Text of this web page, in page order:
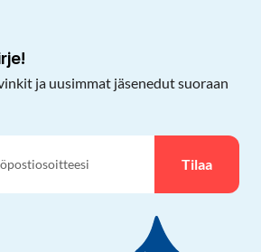
ja uusimmat jäsenedut suoraan
Tilaa